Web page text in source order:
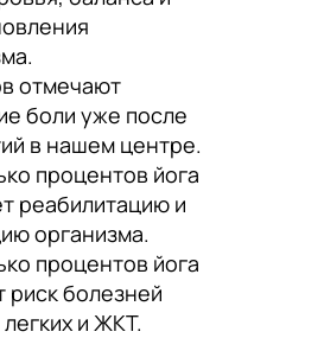
отмечают
боли уже после
в нашем центре.
процентов йога
реабилитацию и
организма.
процентов йога
риск болезней
и ЖКТ.